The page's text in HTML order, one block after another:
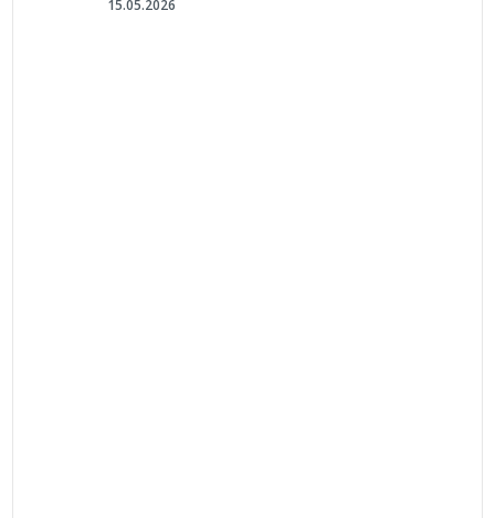
15.05.2026